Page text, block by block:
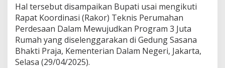
n
G
r
a
t
i
Hal tersebut disampaikan Bupati usai mengikuti
Rapat Koordinasi (Rakor) Teknis Perumahan
Perdesaan Dalam Mewujudkan Program 3 Juta
Rumah yang diselenggarakan di Gedung Sasana
Bhakti Praja, Kementerian Dalam Negeri, Jakarta,
Selasa (29/04/2025).